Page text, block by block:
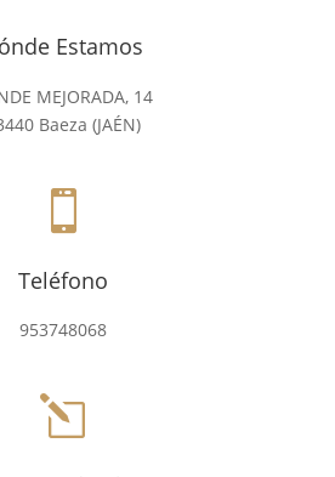
Estamos
MEJORADA, 14
Baeza (JAÉN)

Teléfono
953748068
l